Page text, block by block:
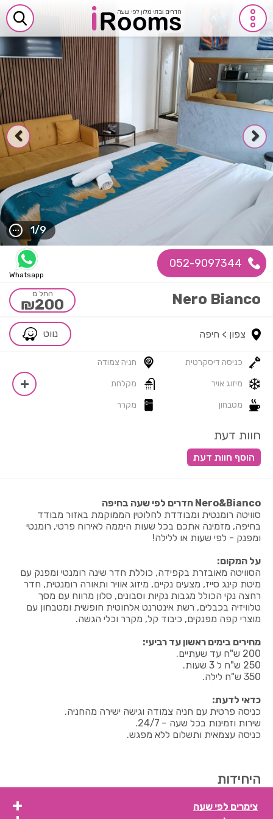
052-9097344
Whatsapp
החל מ
₪200
נווט
1/9
Nero Bianco
צפון > חיפה
כניסה דיסקרטית חניה צמודה
מיזוג אויר מקלחת
מטבחון מקרר
חוות דעת
Nero&Bianco חדרים לפי שעה בחיפה
סוויטה רומנטית ומבודדת לחלוטין הממוקמת באזור מבודד
בחיפה, מזמינה אתכם בכל שעות היממה לאירוח פרטי, רומנטי
ומפנק - לפי שעות או ללילה!
על המקום:
הסוויטה מאובזרת בקפידה, כוללת חדר שינה רומנטי ומפנק עם
מיטת קינג סייז, מצעים נקיים, מיזוג אוויר ותאורה רומנטית, חדר
רחצה נקי הכולל מגבות נקיות וסבונים, סלון מרווח עם מסך
טלוויזיה בכבלים, רשת אינטרנט אלחוטית חופשית ומטבחון עם
מוצרי קפה מפנקים, כיבוד קל, מקרר וכלי הגשה.
מחירים בימים ראשון עד רביעי:
200 ש"ח עד שעתיים.
250 ש"ח ל 3 שעות.
350 ש"ח לילה.
כדאי לדעת:
כניסה פרטית עם חניה צמודה וגישה ישירה מהחניה.
שירות וזמינות בכל שעה – 24/7.
כניסה עצמאית ותשלום ללא מפגש.
היחידות
צימרים לפי שעה